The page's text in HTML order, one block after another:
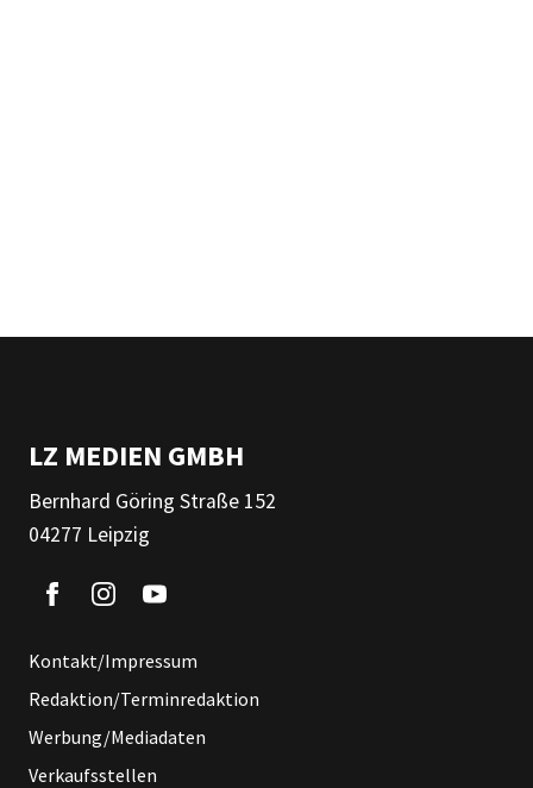
LZ MEDIEN GMBH
Bernhard Göring Straße 152
04277 Leipzig
Kontakt/Impressum
Redaktion/Terminredaktion
Werbung/Mediadaten
Verkaufsstellen